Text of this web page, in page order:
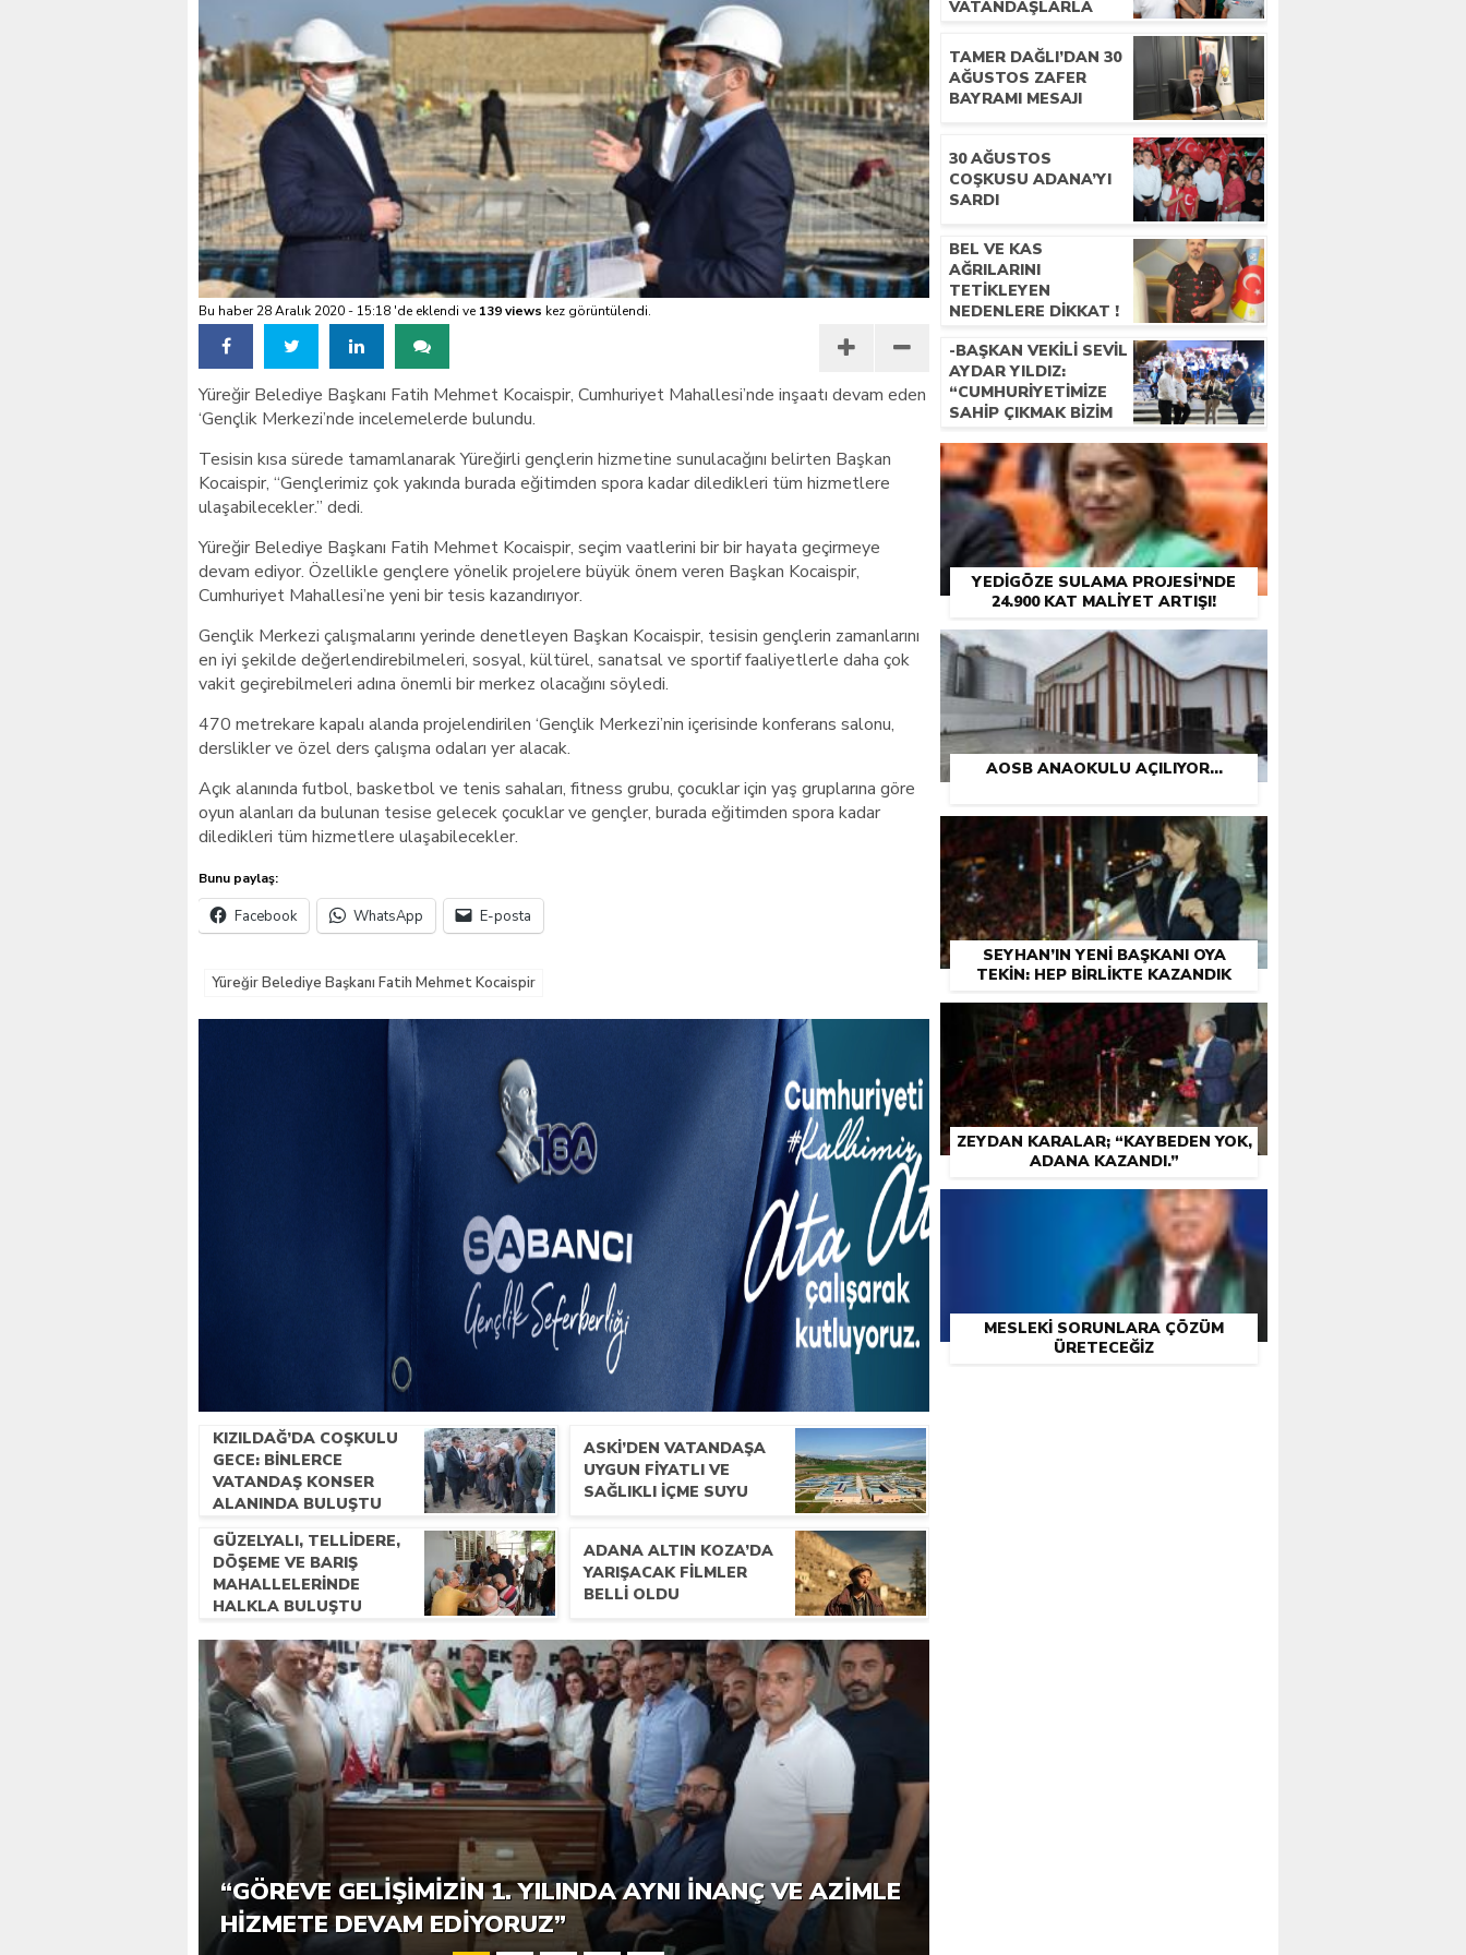
VALİ KÖŞGER SEYHAN İLÇEMİZ BARBAROS MAHALLESİ’NDE VATANDAŞLARLA BULUŞTU
Bu haber 28 Aralık 2020 - 15:18 'de eklendi ve 139 views kez görüntülendi.
Yüreğir Belediye Başkanı Fatih Mehmet Kocaispir, Cumhuriyet Mahallesi’nde inşaatı devam eden
‘Gençlik Merkezi’nde incelemelerde bulundu.
Tesisin kısa sürede tamamlanarak Yüreğirli gençlerin hizmetine sunulacağını belirten Başkan
Kocaispir, “Gençlerimiz çok yakında burada eğitimden spora kadar diledikleri tüm hizmetlere
ulaşabilecekler.” dedi.
Yüreğir Belediye Başkanı Fatih Mehmet Kocaispir, seçim vaatlerini bir bir hayata geçirmeye
devam ediyor. Özellikle gençlere yönelik projelere büyük önem veren Başkan Kocaispir,
Cumhuriyet Mahallesi’ne yeni bir tesis kazandırıyor.
Gençlik Merkezi çalışmalarını yerinde denetleyen Başkan Kocaispir, tesisin gençlerin zamanlarını
en iyi şekilde değerlendirebilmeleri, sosyal, kültürel, sanatsal ve sportif faaliyetlerle daha çok
vakit geçirebilmeleri adına önemli bir merkez olacağını söyledi.
470 metrekare kapalı alanda projelendirilen ‘Gençlik Merkezi’nin içerisinde konferans salonu,
derslikler ve özel ders çalışma odaları yer alacak.
Açık alanında futbol, basketbol ve tenis sahaları, fitness grubu, çocuklar için yaş gruplarına göre
oyun alanları da bulunan tesise gelecek çocuklar ve gençler, burada eğitimden spora kadar
diledikleri tüm hizmetlere ulaşabilecekler.
Bunu paylaş:
Facebook WhatsApp E-posta
Yüreğir Belediye Başkanı Fatih Mehmet Kocaispir
KIZILDAĞ’DA COŞKULU
GECE: BINLERCE
VATANDAŞ KONSER
ALANINDA BULUŞTU
ASKİ’DEN VATANDAŞA
UYGUN FIYATLI VE
SAĞLIKLI IÇME SUYU
GÜZELYALI, TELLIDERE,
DÖŞEME VE BARIŞ
MAHALLELERINDE
HALKLA BULUŞTU
ADANA ALTIN KOZA’DA
YARIŞACAK FILMLER
BELLI OLDU
ASKİ’DEN VATANDAŞA UYGUN FIYATLI VE SAĞLIKLI IÇME
SUYU
“GÖREVE GELIŞIMIZIN 1. YILINDA AYNI INANÇ VE AZIMLE
HIZMETE DEVAM EDIYORUZ”
VATANDAŞLARLA
TAMER DAĞLI’DAN 30
AĞUSTOS ZAFER
BAYRAMI MESAJI
30 AĞUSTOS
COŞKUSU ADANA’YI
SARDI
BEL VE KAS
AĞRILARINI
TETİKLEYEN
NEDENLERE DİKKAT !
-BAŞKAN VEKILI SEVIL
AYDAR YILDIZ:
“CUMHURIYETIMIZE
SAHIP ÇIKMAK BIZIM
YEDIGÖZE SULAMA PROJESI’NDE
24.900 KAT MALIYET ARTIŞI!
AOSB ANAOKULU AÇILIYOR…
SEYHAN’IN YENI BAŞKANI OYA
TEKIN: HEP BIRLIKTE KAZANDIK
ZEYDAN KARALAR; “KAYBEDEN YOK,
ADANA KAZANDI.”
MESLEKI SORUNLARA ÇÖZÜM
ÜRETECEĞIZ